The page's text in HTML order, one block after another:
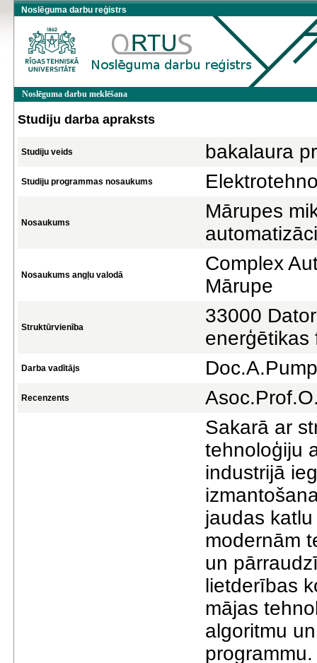
Noslēguma darbu reģistrs
Noslēguma darbu meklēšana
Studiju darba apraksts
Studiju veids bakalaura
Studiju programmas nosaukums
Nosaukums
Mārupes
Nosaukums angļu valodā
Complex
Mārupe
Struktūrvienība
33000
enerģētikas
Darba vadītājs
Recenzents
Sakarā ar
tehnoloģiju
industrijā
jaudas
modernām
un
lietderības
mājas
algoritmu